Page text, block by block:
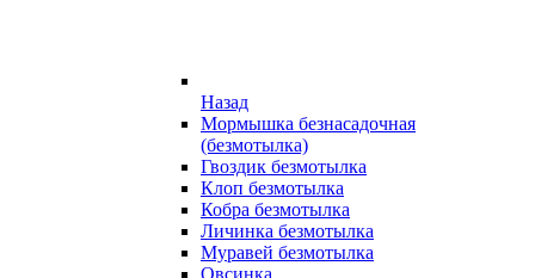
Назад
Мормышка безнасадочная
(безмотылка)
Гвоздик безмотылка
Клоп безмотылка
Кобра безмотылка
Личинка безмотылка
Муравей безмотылка
Овсинка